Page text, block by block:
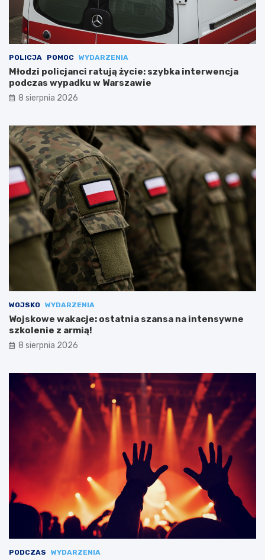
POLICJA POMOC WYDARZENIA
Młodzi policjanci ratują życie: szybka interwencja
podczas wypadku w Warszawie
8 sierpnia 2026
WOJSKO WYDARZENIA
Wojskowe wakacje: ostatnia szansa na intensywne
szkolenie z armią!
8 sierpnia 2026
PODCZAS WYDARZENIA